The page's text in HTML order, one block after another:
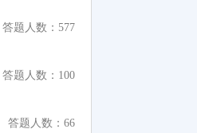
答题人数：577
答题人数：100
答题人数：66